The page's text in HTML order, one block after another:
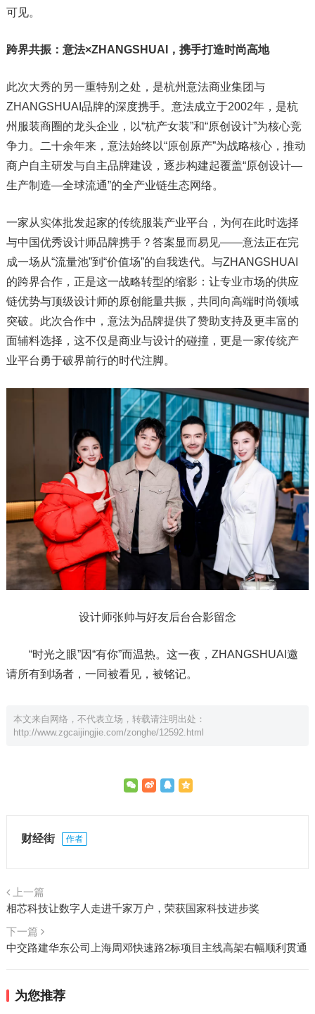
可见。
跨界共振：意法×ZHANGSHUAI，携手打造时尚高地
此次大秀的另一重特别之处，是杭州意法商业集团与
ZHANGSHUAI品牌的深度携手。意法成立于2002年，是杭
州服装商圈的龙头企业，以“杭产女装”和“原创设计”为核心竞
争力。二十余年来，意法始终以“原创原产”为战略核心，推动
商户自主研发与自主品牌建设，逐步构建起覆盖“原创设计—
生产制造—全球流通”的全产业链生态网络。
一家从实体批发起家的传统服装产业平台，为何在此时选择
与中国优秀设计师品牌携手？答案显而易见——意法正在完
成一场从“流量池”到“价值场”的自我迭代。与ZHANGSHUAI
的跨界合作，正是这一战略转型的缩影：让专业市场的供应
链优势与顶级设计师的原创能量共振，共同向高端时尚领域
突破。此次合作中，意法为品牌提供了赞助支持及更丰富的
面辅料选择，这不仅是商业与设计的碰撞，更是一家传统产
业平台勇于破界前行的时代注脚。
设计师张帅与好友后台合影留念
“时光之眼”因“有你”而温热。这一夜，ZHANGSHUAI邀
请所有到场者，一同被看见，被铭记。
本文来自网络，不代表立场，转载请注明出处：
http://www.zgcaijingjie.com/zonghe/12592.html
财经街 作者
上一篇
相芯科技让数字人走进千家万户，荣获国家科技进步奖
下一篇
中交路建华东公司上海周邓快速路2标项目主线高架右幅顺利贯通
为您推荐